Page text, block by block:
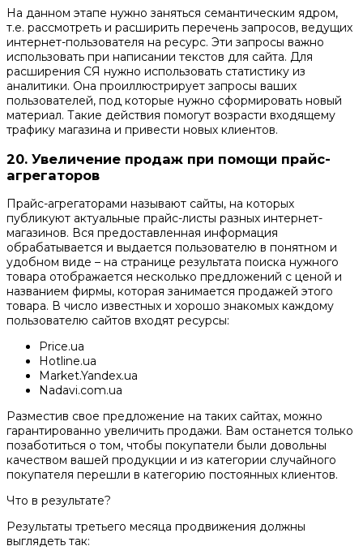
На данном этапе нужно заняться семантическим ядром,
т.е. рассмотреть и расширить перечень запросов, ведущих
интернет-пользователя на ресурс. Эти запросы важно
использовать при написании текстов для сайта. Для
расширения СЯ нужно использовать статистику из
аналитики. Она проиллюстрирует запросы ваших
пользователей, под которые нужно сформировать новый
материал. Такие действия помогут возрасти входящему
трафику магазина и привести новых клиентов.
20. Увеличение продаж при помощи прайс-
агрегаторов
Прайс-агрегаторами называют сайты, на которых
публикуют актуальные прайс-листы разных интернет-
магазинов. Вся предоставленная информация
обрабатывается и выдается пользователю в понятном и
удобном виде – на странице результата поиска нужного
товара отображается несколько предложений с ценой и
названием фирмы, которая занимается продажей этого
товара. В число известных и хорошо знакомых каждому
пользователю сайтов входят ресурсы:
Price.ua
Hotline.ua
Market.Yandex.ua
Nadavi.com.ua
Разместив свое предложение на таких сайтах, можно
гарантированно увеличить продажи. Вам останется только
позаботиться о том, чтобы покупатели были довольны
качеством вашей продукции и из категории случайного
покупателя перешли в категорию постоянных клиентов.
Что в результате?
Результаты третьего месяца продвижения должны
выглядеть так: